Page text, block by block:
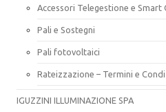
Accessori Telegestione e Smart
Pali e Sostegni
Pali fotovoltaici
Rateizzazione – Termini e
IGUZZINI ILLUMINAZIONE SPA